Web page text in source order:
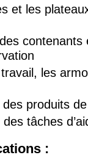
et les
contenants
les
produits
tâches
: